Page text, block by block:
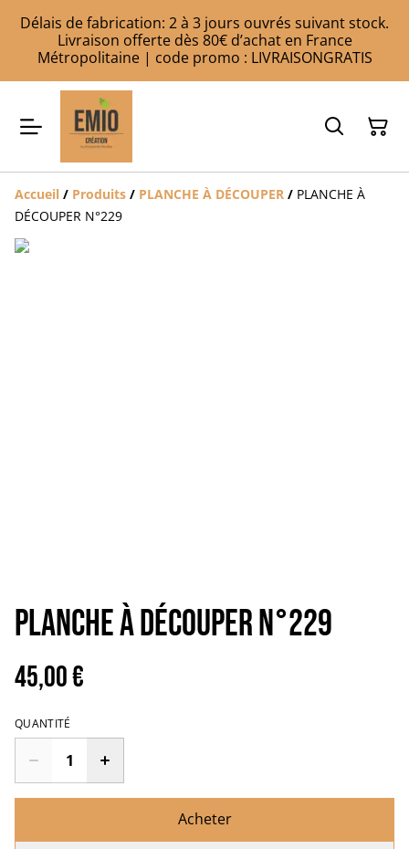
Délais de fabrication: 2 à 3 jours ouvrés suivant stock.
Livraison offerte dès 80€ d’achat en France
Métropolitaine | code promo : LIVRAISONGRATIS
Accueil / Produits / PLANCHE À DÉCOUPER / PLANCHE À
DÉCOUPER N°229
PLANCHE À DÉCOUPER N°229
45,00 €
QUANTITÉ
Acheter